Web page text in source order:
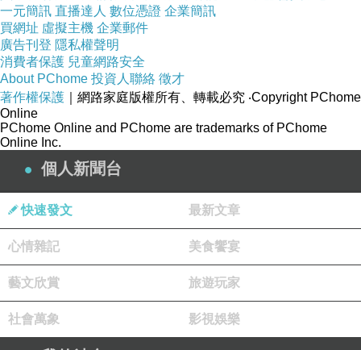
一元簡訊 直播達人 數位憑證 企業簡訊
買網址 虛擬主機 企業郵件
廣告刊登 隱私權聲明
消費者保護 兒童網路安全
About PChome 投資人聯絡 徵才
著作權保護 ｜網路家庭版權所有、轉載必究 ‧Copyright PChome
Online
PChome Online and PChome are trademarks of PChome
Online Inc.
個人新聞台
快速發文 最新文章
心情雜記 美食饗宴
藝文欣賞 旅遊玩家
社會萬象 影視娛樂